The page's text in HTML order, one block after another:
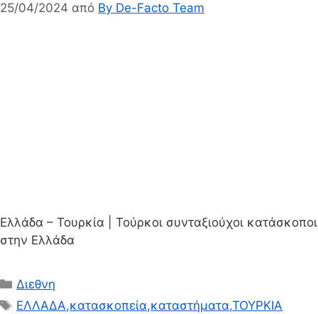
25/04/2024 από By De-Facto Team
Ελλάδα – Τουρκία | Τούρκοι συνταξιούχοι κατάσκοποι
στην Ελλάδα
Κατηγορίες
Διεθνη
Ετικέτες
ΕΛΛΑΔΑ,κατασκοπεία,καταστήματα,ΤΟΥΡΚΙΑ